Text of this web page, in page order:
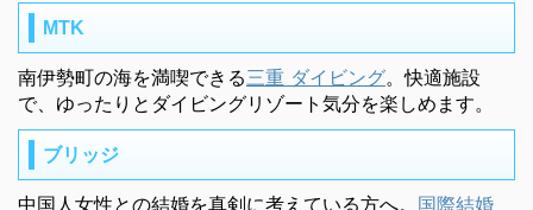
MTK
南伊勢町の海を満喫できる三重 ダイビング。快適施設
で、ゆったりとダイビングリゾート気分を楽しめます。
ブリッジ
中国人女性との結婚を真剣に考えている方へ。 国際結婚